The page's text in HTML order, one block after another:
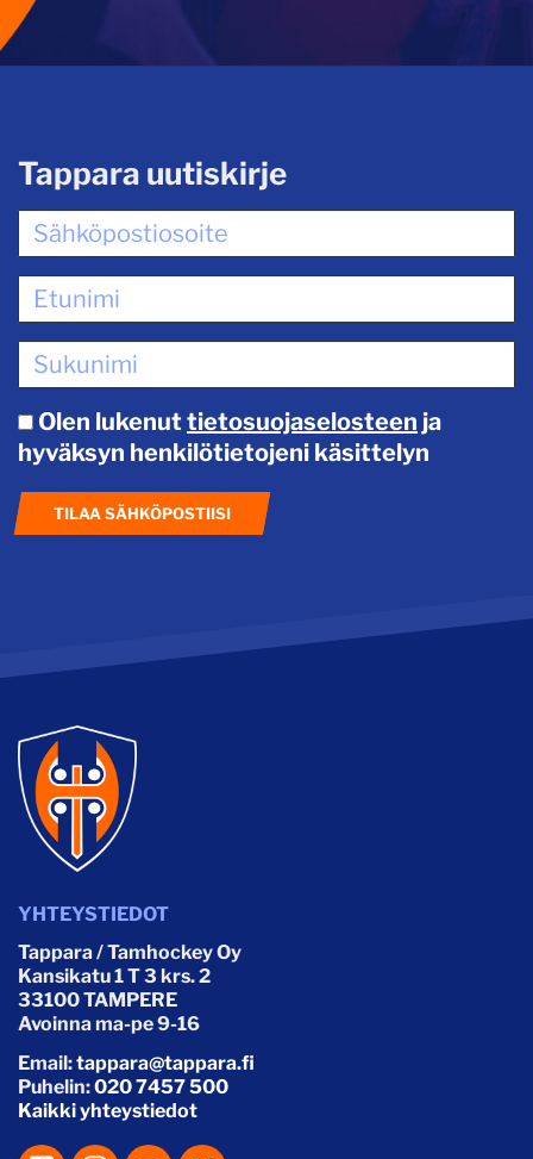
YHTEYSTIEDOT
Tappara / Tamhockey Oy
Kansikatu 1 T 3 krs. 2
33100 TAMPERE
Avoinna ma-pe 9-16
Email:tappara@tappara.fi
Puhelin:020 7457 500
Kaikki yhteystiedot
Tappara uutiskirje
Olen lukenut tietosuojaselosteen ja
hyväksyn henkilötietojeni käsittelyn
TILAA SÄHKÖPOSTIISI